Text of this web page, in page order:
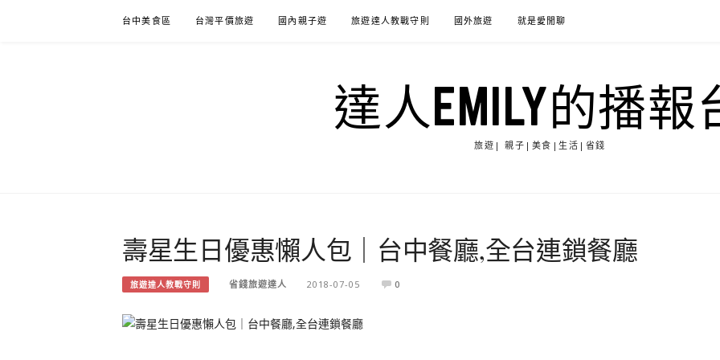
台中美食區 台灣平價旅遊 國內親子遊 旅遊達人教戰守則 國外旅遊 就是愛閒聊
達人EMILY的播報
旅遊| 親子|美食|生活|省錢
壽星生日優惠懶人包｜台中餐廳,全台連鎖餐廳
旅遊達人教戰守則 省錢旅遊達人 2018-07-05 0